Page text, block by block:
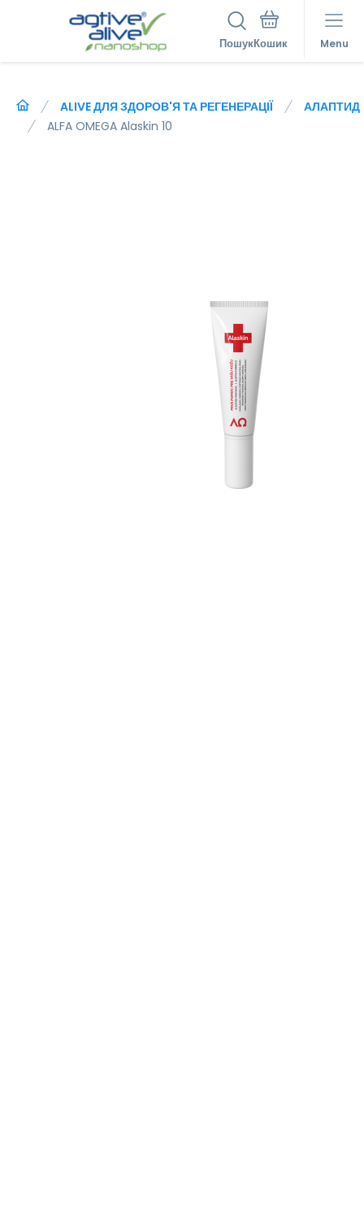
Пошук Menu
ALIVE ДЛЯ ЗДОРОВ'Я ТА РЕГЕНЕРАЦІЇ
АЛАПТИД
ALFA OMEGA Alaskin 10